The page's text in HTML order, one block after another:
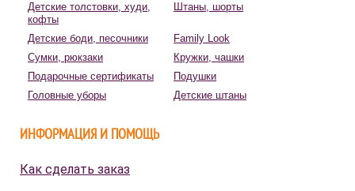
Детские толстовки, худи,
кофты
Штаны, шорты
Детские боди, песочники
Family Look
Сумки, рюкзаки
Кружки, чашки
Подарочные сертификаты
Подушки
Головные уборы
Детские штаны
ИНФОРМАЦИЯ И ПОМОЩЬ
Как сделать заказ